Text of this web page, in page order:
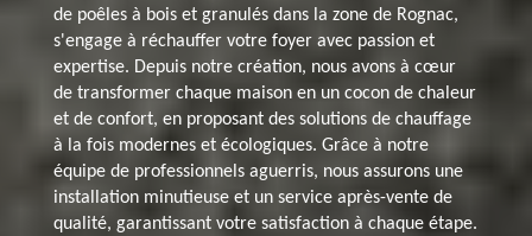
de poêles à bois et granulés dans la zone de Rognac,
s'engage à réchauffer votre foyer avec passion et
expertise. Depuis notre création, nous avons à cœur
de transformer chaque maison en un cocon de chaleur
et de confort, en proposant des solutions de chauffage
à la fois modernes et écologiques. Grâce à notre
équipe de professionnels aguerris, nous assurons une
installation minutieuse et un service après-vente de
qualité, garantissant votre satisfaction à chaque étape.